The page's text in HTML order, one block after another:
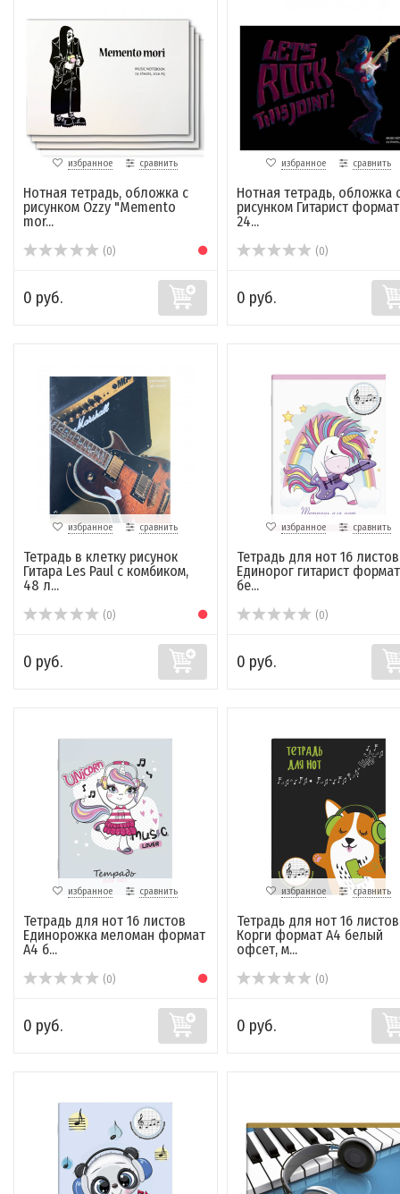
избранное сравнить
Нотная тетрадь, обложка с
рисунком Ozzy "Memento
mor...
(0)
0 руб.
избранное сравнить
Нотная тетрадь, обложка
рисунком Гитарист
24...
(0)
0 руб.
избранное сравнить
Тетрадь в клетку рисунок
Гитара Les Paul с комбиком,
48 л...
(0)
0 руб.
избранное сравнить
Тетрадь для нот 16 листов
Единорог гитарист
бе...
(0)
0 руб.
избранное сравнить
Тетрадь для нот 16 листов
Единорожка меломан формат
А4 б...
(0)
0 руб.
избранное сравнить
Тетрадь для нот 16 листов
Корги формат А4 белый
офсет, м...
(0)
0 руб.